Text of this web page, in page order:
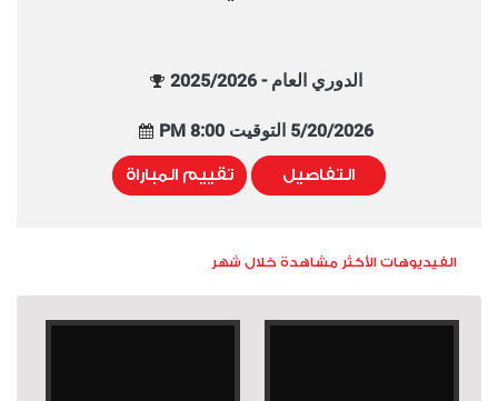
الدوري العام - 2025/2026
5/20/2026 التوقيت 8:00 PM
التفاصيل تقييم المباراة
الفيديوهات الأكثر مشاهدة خلال شهر